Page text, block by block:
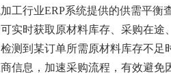
工行业ERP系统提供的供需平
实时获取原材料库存、采购在
测到某订单所需原材料库存不
信息，加速采购流程，有效避免